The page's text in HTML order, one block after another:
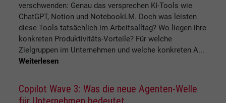
verschwenden: Genau das versprechen KI-Tools wie
ChatGPT, Notion und NotebookLM. Doch was leisten
diese Tools tatsächlich im Arbeitsalltag? Wo liegen ihre
konkreten Produktivitäts-Vorteile? Für welche
Zielgruppen im Unternehmen und welche konkreten A...
Weiterlesen
Copilot Wave 3: Was die neue Agenten-Welle